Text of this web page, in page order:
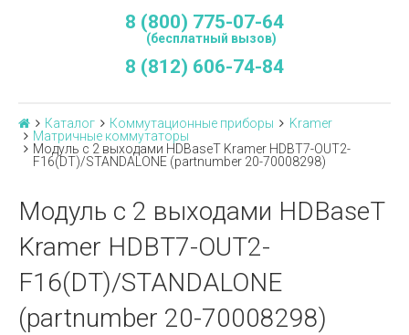
8 (800) 775-07-64
(бесплатный вызов)
8 (812) 606-74-84
Каталог Коммутационные приборы
Kramer
Матричные коммутаторы
Модуль c 2 выходами HDBaseT Kramer HDBT7-OUT2-
F16(DT)/STANDALONE (partnumber 20-70008298)
Модуль c 2 выходами HDBaseT
Kramer HDBT7-OUT2-
F16(DT)/STANDALONE
(partnumber 20-70008298)